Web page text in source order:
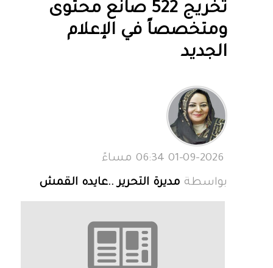
تخريج 522 صانع محتوى
ومتخصصاً في الإعلام
الجديد
بواسطة مديرة التحرير ..عايده القمش